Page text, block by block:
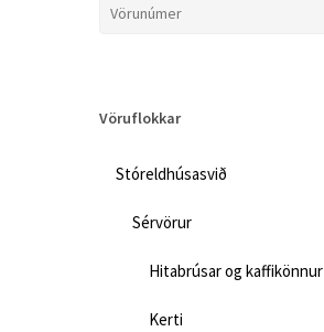
Vöruflokkar
Stóreldhúsasvið
Sérvörur
Hitabrúsar og kaffikönnur
Kerti